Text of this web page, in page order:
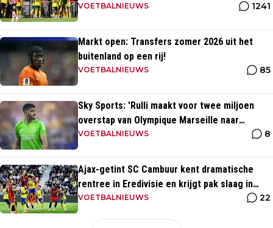
Tadic
VOETBALNIEUWS 1241
Markt open: Transfers zomer 2026 uit het
buitenland op een rij!
VOETBALNIEUWS 85
Sky Sports: 'Rulli maakt voor twee miljoen
overstap van Olympique Marseille naar
Manchester City'
VOETBALNIEUWS 8
Ajax-getint SC Cambuur kent dramatische
rentree in Eredivisie en krijgt pak slaag in
eigen huis
VOETBALNIEUWS 22